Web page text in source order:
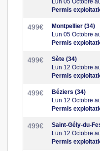
Permis
499€
Montpellier (34)
Lun 05 Octobre
Permis
499€
Sète (34)
Lun 12 Octobre
Permis
499€
Béziers (34)
Lun 12 Octobre
Permis
499€
Saint-Gély-du-
Lun 12 Octobre
Permis